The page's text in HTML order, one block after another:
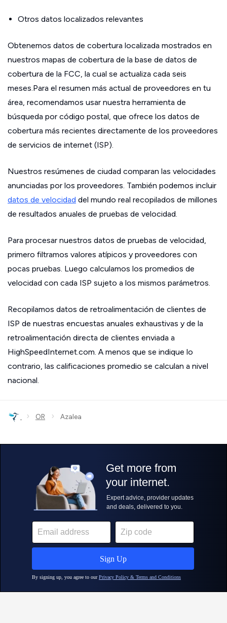
Otros datos localizados relevantes
Obtenemos datos de cobertura localizada mostrados en
nuestros mapas de cobertura de la base de datos de
cobertura de la FCC, la cual se actualiza cada seis
meses.Para el resumen más actual de proveedores en tu
área, recomendamos usar nuestra herramienta de
búsqueda por código postal, que ofrece los datos de
cobertura más recientes directamente de los proveedores
de servicios de internet (ISP).
Nuestros resúmenes de ciudad comparan las velocidades
anunciadas por los proveedores. También podemos incluir
datos de velocidad del mundo real recopilados de millones
de resultados anuales de pruebas de velocidad.
Para procesar nuestros datos de pruebas de velocidad,
primero filtramos valores atípicos y proveedores con
pocas pruebas. Luego calculamos los promedios de
velocidad con cada ISP sujeto a los mismos parámetros.
Recopilamos datos de retroalimentación de clientes de
ISP de nuestras encuestas anuales exhaustivas y de la
retroalimentación directa de clientes enviada a
HighSpeedInternet.com. A menos que se indique lo
contrario, las calificaciones promedio se calculan a nivel
nacional.
› OR › Azalea